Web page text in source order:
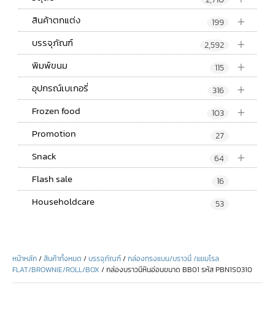
+
สินค้าตกแต่ง 199
+
บรรจุภัณฑ์ 2,592
+
พิมพ์ขนม 115
+
อุปกรณ์เบเกอรี่ 316
+
Frozen food 103
Promotion 27
+
Snack 64
Flash sale 16
Householdcare 53
หน้าหลัก/สินค้าทั้งหมด /บรรจุภัณฑ์/กล่องทรงแบน/บราวนี่ /แยมโรล
FLAT/BROWNIE/ROLL/BOX / กล่องบราวนีหินอ่อนขนาด BB01 รหัส PBN1S0310